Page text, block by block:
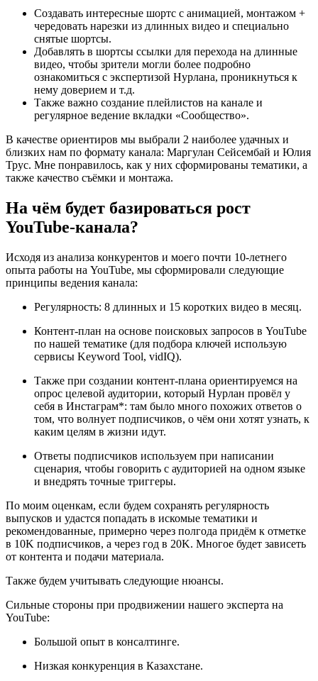
Создавать интересные шортс с анимацией, монтажом +
чередовать нарезки из длинных видео и специально
снятые шортсы.
Добавлять в шортсы ссылки для перехода на длинные
видео, чтобы зрители могли более подробно
ознакомиться с экспертизой Нурлана, проникнуться к
нему доверием и т.д.
Также важно создание плейлистов на канале и
регулярное ведение вкладки «Сообщество».
В качестве ориентиров мы выбрали 2 наиболее удачных и
близких нам по формату канала: Маргулан Сейсембай и Юлия
Трус. Мне понравилось, как у них сформированы тематики, а
также качество съёмки и монтажа.
На чём будет базироваться рост
YouTube-канала?
Исходя из анализа конкурентов и моего почти 10-летнего
опыта работы на YouTube, мы сформировали следующие
принципы ведения канала:
Регулярность: 8 длинных и 15 коротких видео в месяц.
Контент-план на основе поисковых запросов в YouTube
по нашей тематике (для подбора ключей использую
сервисы Keyword Tool, vidIQ).
Также при создании контент-плана ориентируемся на
опрос целевой аудитории, который Нурлан провёл у
себя в Инстаграм*: там было много похожих ответов о
том, что волнует подписчиков, о чём они хотят узнать, к
каким целям в жизни идут.
Ответы подписчиков используем при написании
сценария, чтобы говорить с аудиторией на одном языке
и внедрять точные триггеры.
По моим оценкам, если будем сохранять регулярность
выпусков и удастся попадать в искомые тематики и
рекомендованные, примерно через полгода придём к отметке
в 10K подписчиков, а через год в 20K. Многое будет зависеть
от контента и подачи материала.
Также будем учитывать следующие нюансы.
Сильные стороны при продвижении нашего эксперта на
YouTube:
Большой опыт в консалтинге.
Низкая конкуренция в Казахстане.